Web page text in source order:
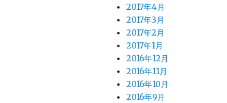
2017年4月
2017年3月
2017年2月
2017年1月
2016年12月
2016年11月
2016年10月
2016年9月